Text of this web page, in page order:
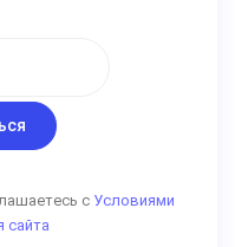
с Условиями
сайта